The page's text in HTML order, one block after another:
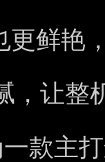
鲜艳
，让整
款主